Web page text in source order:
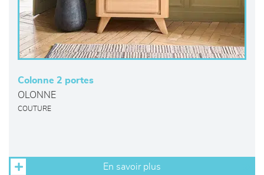
Colonne 2 portes
OLONNE
COUTURE
En savoir plus